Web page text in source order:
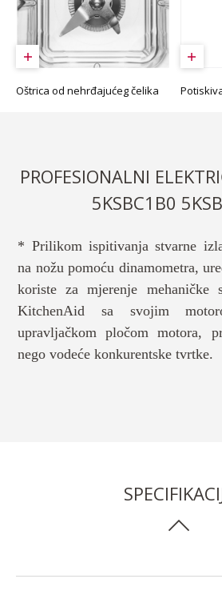
Oštrica od nehrđajućeg čelika
PROFESIONALNI
5KSBC1B0
* Prilikom ispitivanja stvarne
na nožu pomoću dinamometra,
koriste za mjerenje mehaničke
KitchenAid sa svojim
upravljačkom pločom motora,
nego vodeće konkurentske tvrtke.